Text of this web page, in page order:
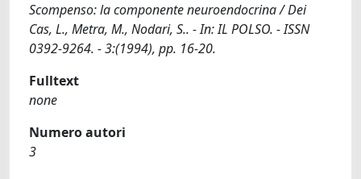
Scompenso: la componente neuroendocrina / Dei
Cas, L., Metra, M., Nodari, S.. - In: IL POLSO. - ISSN
0392-9264. - 3:(1994), pp. 16-20.
Fulltext
none
Numero autori
3